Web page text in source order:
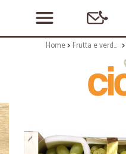
Home Frutta e verdura